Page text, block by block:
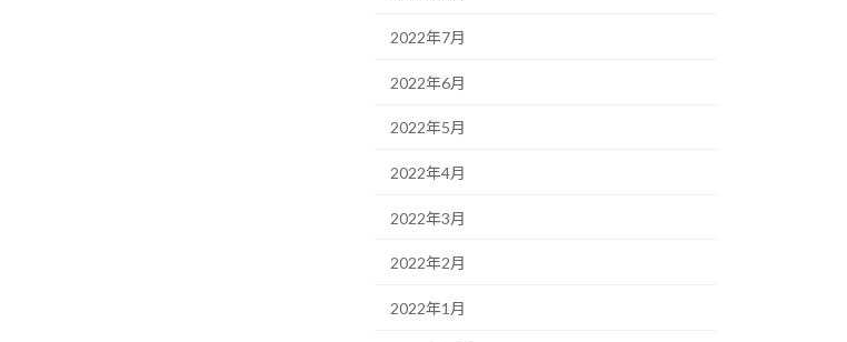
2022年7月
2022年6月
2022年5月
2022年4月
2022年3月
2022年2月
2022年1月